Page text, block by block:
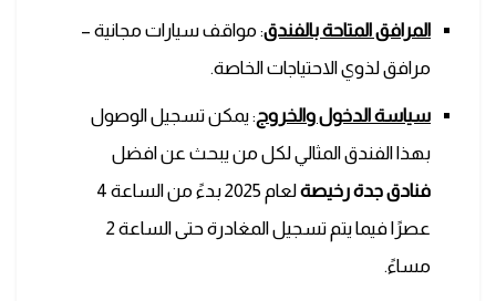
المرافق المتاحة بالفندق: مواقف سيارات مجانية –
مرافق لذوي الاحتياجات الخاصة.
سياسة الدخول والخروج: يمكن تسجيل الوصول
بهذا الفندق المثالي لكل من يبحث عن افضل
فنادق جدة رخيصة
لعام 2025 بدءً من الساعة 4
عصرًا فيما يتم تسجيل المغادرة حتى الساعة 2
مساءً.